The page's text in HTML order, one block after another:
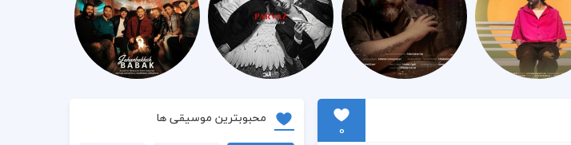
0
محبوبترین موسیقی ها